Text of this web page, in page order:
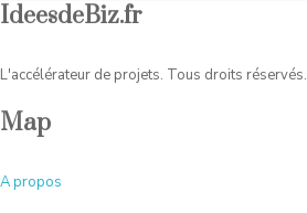
IdeesdeBiz.fr
L'accélérateur de projets. Tous droits réservés.
Map
Apropos